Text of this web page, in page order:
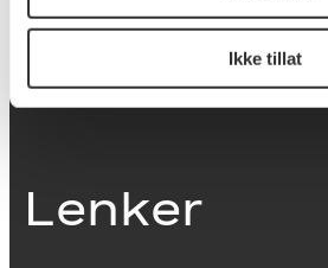
Ikke tillat
Om opphavsrett
Dokumentasjonsskjema
Last ned logo
Lenker